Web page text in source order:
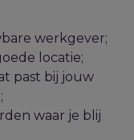
werkgever;
locatie;
past bij jouw
waar je blij